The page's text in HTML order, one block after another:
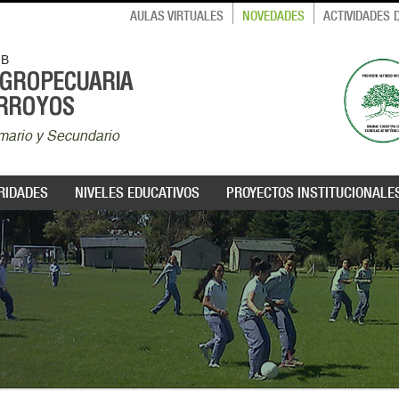
AULAS VIRTUALES NOVEDADES ACTIVIDADES
y Secundario
NIVELES EDUCATIVOS PROYECTOS